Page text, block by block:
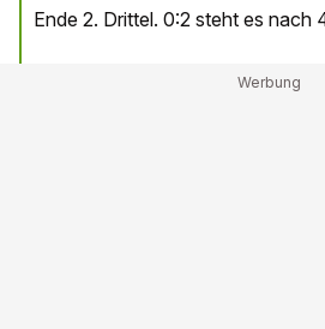
Ende 2. Drittel. 0:2 steht es nach